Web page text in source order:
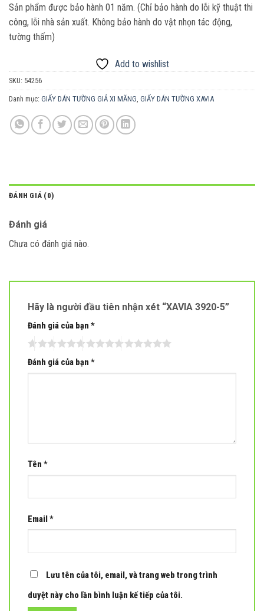
Sản phẩm được bảo hành 01 năm. (Chỉ bảo hành do lỗi kỹ thuật thi
công, lỗi nhà sản xuất. Không bảo hành do vật nhọn tác động,
tường thấm)
Add to wishlist
SKU: 54256
Danh mục: GIẤY DÁN TƯỜNG GIẢ XI MĂNG GIẤY DÁN TƯỜNG XAVIA
ĐÁNH GIÁ (0)
Đánh giá
Chưa có đánh giá nào.
Hãy là người đầu tiên nhận xét “XAVIA 3920-5”
Đánh giá của bạn *
Đánh giá của bạn *
Tên *
Email *
Lưu tên của tôi, email, và trang web trong trình
duyệt này cho lần bình luận kế tiếp của tôi.